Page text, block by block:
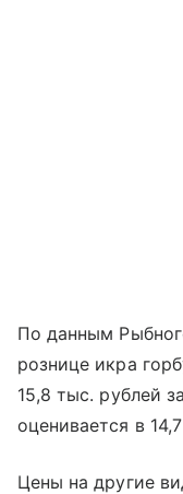
По данным
рознице икра
15,8 тыс. рублей
оценивается в
Цены на другие